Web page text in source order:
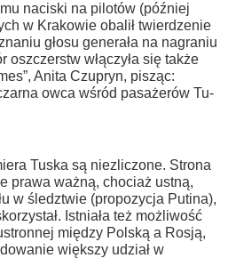
naciski na pilotów (później
w Krakowie obalił twierdzenie
głosu generała na nagraniu
oszczerstw włączyła się także
Anita Czupryn, pisząc:
owca wśród pasażerów Tu-
Tuska są niezliczone. Strona
prawa ważną, chociaż ustną,
w śledztwie (propozycja Putina),
Istniała też możliwość
między Polską a Rosją,
większy udział w